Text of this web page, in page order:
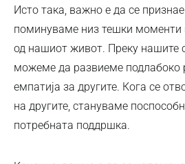
Исто така, важно е да се
поминуваме низ тешки моменти
од нашиот живот. Преку нашите
можеме да развиеме подлабоко
емпатија за другите. Кога се
на другите, стануваме
потребната поддршка.